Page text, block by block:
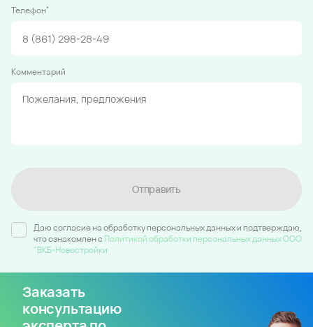
Телефон*
Комментарий
Отправить
Даю согласие на обработку персональных данных и подтверждаю,
что ознакомлен c Политикой обработки персональных данных ООО
"ВКБ-Новостройки
Заказать
консультацию